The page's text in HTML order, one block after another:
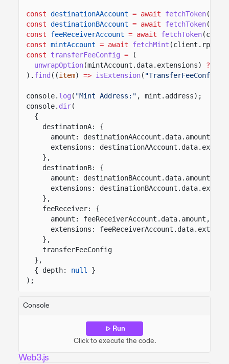
const destinationAAccount = await fetchToken
const destinationBAccount = await fetchToken
const
feeReceiverAccount = await fetchToken
const mintAccount = await fetchMint (client.rpc,
const
transferFeeConfig =
(
unwrapOption(mintAccount.data.extensions) ??
). find ((item) => isExtension( "TransferFeeConfig"
console. log ( "Mint Address:" , mint.address);
console. dir(
{
destinationA: {
amount: destinationAAccount.data.amount,
extensions:
},
destinationB: {
amount: destinationBAccount.data.amount,
extensions:
},
feeReceiver: {
amount: feeReceiverAccount.data.amount,
extensions:
},
transferFeeConfig
},
{ depth:
null
}
);
Console
Run
Click to execute the code.
Web3.js